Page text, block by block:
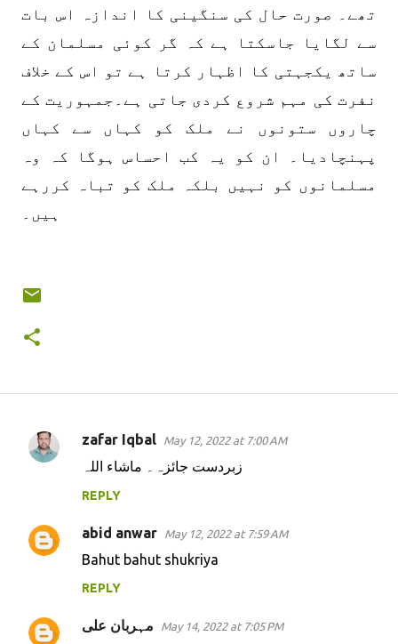
تھے۔ صورت حال کی سنگینی کا اندازہ اس بات
سے لگایا جاسکتا ہے کہ گر کوئی مسلمان کے
ساتھ یکجہتی کا اظہار کرتا ہے تو اس کے خلاف
نفرت کی مہم شروع کردی جاتی ہے۔جمہوریت کے
چاروں ستونوں نے ملک کو کہاں سے کہاں
پہنچادیا۔ ان کو یہ کب احساس ہوگا کہ وہ
مسلمانوں کو نہیں بلکہ ملک کو تباہ کررہے
ہیں۔
C
m
e
s
zafar Iqbal May 12, 2022 at 7:00 AM
زبردست جائزہ۔ ماشاء اللہ
REPLY
abid anwar May 12, 2022 at 7:59 AM
Bahut bahut shukriya
REPLY
مہربان علی May 14, 2022 at 7:05 PM